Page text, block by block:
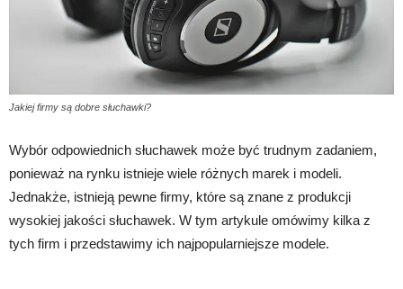
Jakiej firmy są dobre słuchawki?
Wybór odpowiednich słuchawek może być trudnym zadaniem,
ponieważ na rynku istnieje wiele różnych marek i modeli.
Jednakże, istnieją pewne firmy, które są znane z produkcji
wysokiej jakości słuchawek. W tym artykule omówimy kilka z
tych firm i przedstawimy ich najpopularniejsze modele.